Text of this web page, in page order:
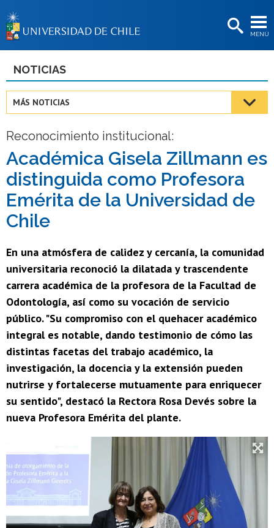
MENÚ
BIBLIOTECAS
Estudiantes
Académicas/os
Funcionarias/os
Egresadas/os
NOTICIAS
MÁS NOTICIAS
Reconocimiento institucional:
Académica Gisela Zillmann es
distinguida como Profesora
Emérita de la Universidad de
Chile
En una atmósfera de calidez y cercanía, la comunidad
universitaria reconoció la dilatada y trascendente
carrera académica de la profesora de la Facultad de
Odontología, así como su vocación de servicio
público. "Su compromiso con el quehacer académico
integral es notable, dando testimonio de cómo las
distintas facetas del trabajo académico, la
investigación, la docencia y la extensión pueden
nutrirse y fortalecerse mutuamente para enriquecer
su sentido", destacó la Rectora Rosa Devés sobre la
nueva Profesora Emérita del plante.